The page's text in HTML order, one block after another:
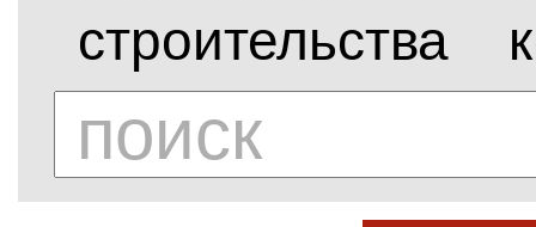
строительства